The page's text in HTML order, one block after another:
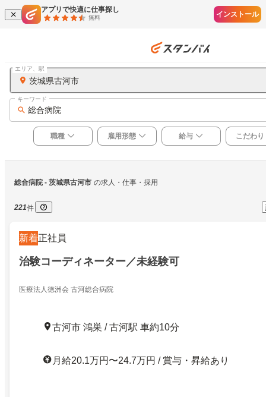
アプリで快適に仕事探し
無料 インストール
茨城県古河市
エリア、駅
総合病院
キーワード
職種 雇用形態 給与 こだわり
総合病院 - 茨城県古河市 の求人・仕事・採用
221件
新着正社員
治験コーディネーター／未経験可
医療法人徳洲会 古河総合病院
古河市 鴻巣 / 古河駅 車約10分
月給20.1万円〜24.7万円 / 賞与・昇給あり